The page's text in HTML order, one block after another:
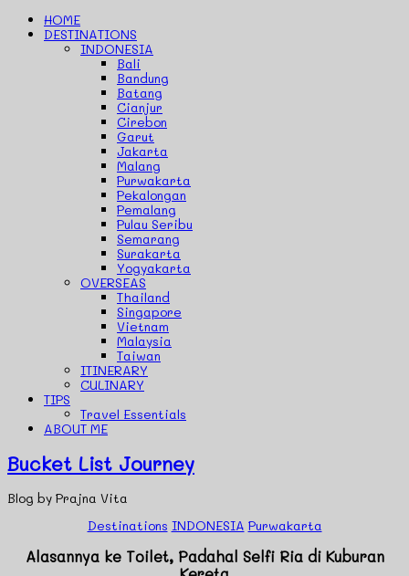
HOME
DESTINATIONS
INDONESIA
Bali
Bandung
Batang
Cianjur
Cirebon
Garut
Jakarta
Malang
Purwakarta
Pekalongan
Pemalang
Pulau Seribu
Semarang
Surakarta
Yogyakarta
OVERSEAS
Thailand
Singapore
Vietnam
Malaysia
Taiwan
ITINERARY
CULINARY
TIPS
Travel Essentials
ABOUT ME
Bucket List Journey
Blog by Prajna Vita
Destinations INDONESIA Purwakarta
Alasannya ke Toilet, Padahal Selfi Ria di Kuburan